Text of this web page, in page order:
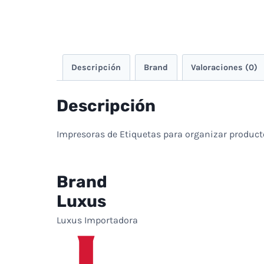
Descripción Brand Valoraciones (0)
Descripción
Impresoras de Etiquetas para organizar
Brand
Luxus
Luxus Importadora